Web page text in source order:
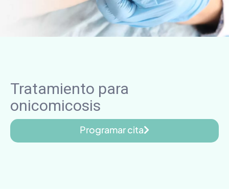
Tratamiento para
onicomicosis
Programar cita